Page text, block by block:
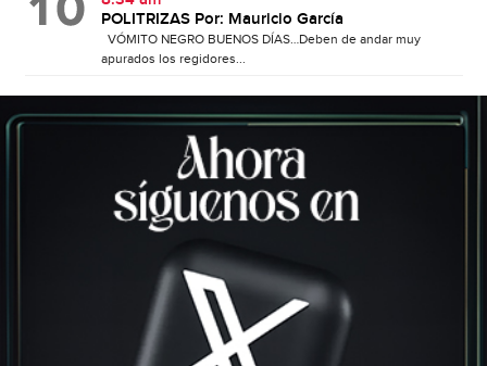
POLITRIZAS Por: Mauricio García
VÓMITO NEGRO BUENOS DÍAS…Deben de andar muy
apurados los regidores...